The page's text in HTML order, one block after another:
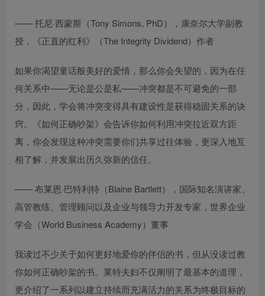
—— 托尼·西蒙斯（Tony Simons, PhD），康奈尔大学副教
授，《正直的红利》（The Integrity Dividend）作者
如果你渴望童话般美好的爱情，那么你会失望的，因为在任
何关系中——无论是公是私——冲突都是不可避免的一部
分，因此，学会将冲突变得具有建设性是获得稳固关系的诀
窍。《如何正确吵架》会告诉你如何利用冲突拉近双方距
离，你会发现这种冲突需要你们共享过往体验，更深入地互
相了解，并发展出历久弥新的信任。
—— 布莱恩·巴特利特（Blaine Bartlett），国际知名演讲家、
高管教练、管理顾问以及企业与领导力开发专家，世界企业
学会（World Business Academy）董事
我读过不少关于如何更好地爱你的伴侣的书，但从没读过教
你如何正确吵架的书。莱特夫妇不仅阐明了最基本的道理，
更介绍了一系列以建立持续而充满活力的关系为终极目标的